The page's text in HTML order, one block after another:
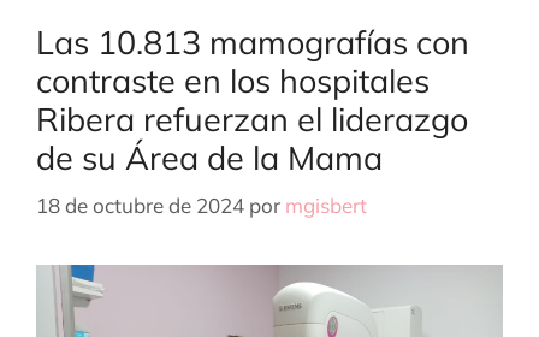
Las 10.813 mamografías con
contraste en los hospitales
Ribera refuerzan el liderazgo
de su Área de la Mama
18 de octubre de 2024 por mgisbert